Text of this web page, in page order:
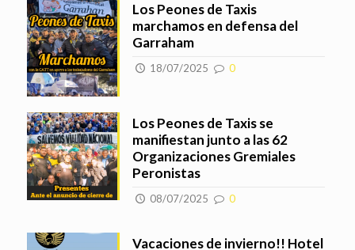
Los Peones de Taxis
marchamos en defensa del
Garraham
18/07/2025 0
Los Peones de Taxis se
manifiestan junto a las 62
Organizaciones Gremiales
Peronistas
08/07/2025 0
Vacaciones de invierno!! Hotel